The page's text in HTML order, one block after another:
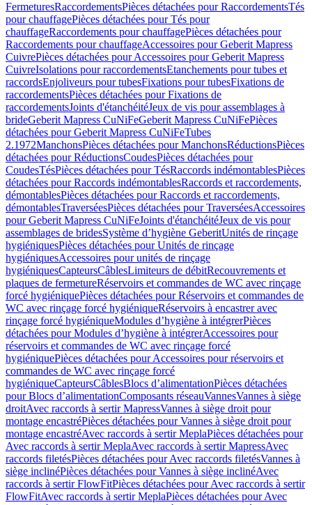
FermeturesRaccordementsPièces détachées pour RaccordementsTés
pour chauffagePièces détachées pour Tés pour
chauffageRaccordements pour chauffagePièces détachées pour
Raccordements pour chauffageAccessoires pour Geberit Mapress
CuivrePièces détachées pour Accessoires pour Geberit Mapress
CuivreIsolations pour raccordementsEtanchements pour tubes et
raccordsEnjoliveurs pour tubesFixations pour tubesFixations de
raccordementsPièces détachées pour Fixations de
raccordementsJoints d'étanchéitéJeux de vis pour assemblages à
brideGeberit Mapress CuNiFeGeberit Mapress CuNiFePièces
détachées pour Geberit Mapress CuNiFeTubes
2.1972ManchonsPièces détachées pour ManchonsRéductionsPièces
détachées pour RéductionsCoudesPièces détachées pour
CoudesTésPièces détachées pour TésRaccords indémontablesPièces
détachées pour Raccords indémontablesRaccords et raccordements,
démontablesPièces détachées pour Raccords et raccordements,
démontablesTraverséesPièces détachées pour TraverséesAccessoires
pour Geberit Mapress CuNiFeJoints d'étanchéitéJeux de vis pour
assemblages de bridesSystème d’hygiène GeberitUnités de rinçage
hygiéniquesPièces détachées pour Unités de rinçage
hygiéniquesAccessoires pour unités de rinçage
hygiéniquesCapteursCâblesLimiteurs de débitRecouvrements et
plaques de fermetureRéservoirs et commandes de WC avec rinçage
forcé hygiéniquePièces détachées pour Réservoirs et commandes de
WC avec rinçage forcé hygiéniqueRéservoirs à encastrer avec
rinçage forcé hygiéniqueModules d’hygiène à intégrerPièces
détachées pour Modules d’hygiène à intégrerAccessoires pour
réservoirs et commandes de WC avec rinçage forcé
hygiéniquePièces détachées pour Accessoires pour réservoirs et
commandes de WC avec rinçage forcé
hygiéniqueCapteursCâblesBlocs d’alimentationPièces détachées
pour Blocs d’alimentationComposants réseauVannesVannes à siège
droitAvec raccords à sertir MapressVannes à siège droit pour
montage encastréPièces détachées pour Vannes à siège droit pour
montage encastréAvec raccords à sertir MeplaPièces détachées pour
Avec raccords à sertir MeplaAvec raccords à sertir MapressAvec
raccords filetésPièces détachées pour Avec raccords filetésVannes à
siège inclinéPièces détachées pour Vannes à siège inclinéAvec
raccords à sertir FlowFitPièces détachées pour Avec raccords à sertir
FlowFitAvec raccords à sertir MeplaPièces détachées pour Avec